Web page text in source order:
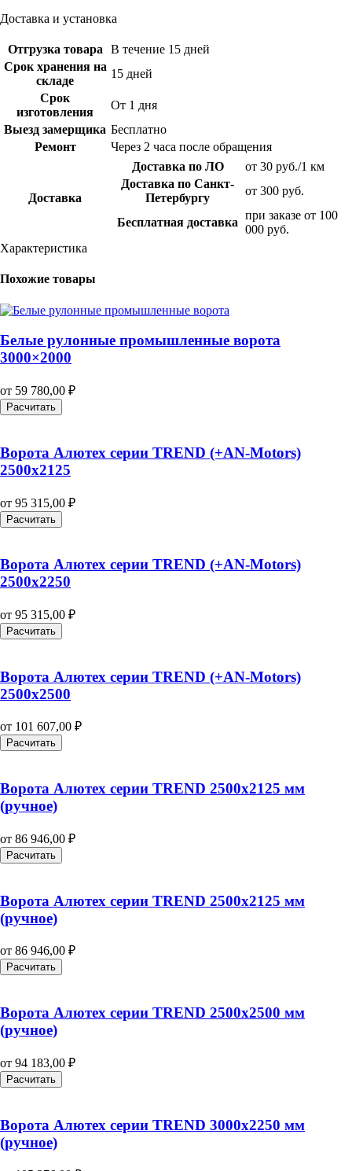
Доставка и установка
Отгрузка товара
В течение 15 дней
Срок хранения на
складе
15 дней
Срок
изготовления
От 1 дня
Выезд замерщика Бесплатно
Ремонт
Через 2 часа после обращения
Доставка
Доставка по ЛО
от 30 руб./1 км
Доставка по Санкт-
Петербургу
от 300 руб.
Бесплатная доставка
при заказе от 100
000 руб.
Характеристика
Похожие товары
Белые рулонные промышленные ворота
3000×2000
от 59 780,00 ₽
Расчитать
Ворота Алютех серии TREND (+AN‑Motors)
2500х2125
от 95 315,00 ₽
Расчитать
Ворота Алютех серии TREND (+AN‑Motors)
2500х2250
от 95 315,00 ₽
Расчитать
Ворота Алютех серии TREND (+AN‑Motors)
2500х2500
от 101 607,00 ₽
Расчитать
Ворота Алютех серии TREND 2500х2125 мм
(ручное)
от 86 946,00 ₽
Расчитать
Ворота Алютех серии TREND 2500х2125 мм
(ручное)
от 86 946,00 ₽
Расчитать
Ворота Алютех серии TREND 2500х2500 мм
(ручное)
от 94 183,00 ₽
Расчитать
Ворота Алютех серии TREND 3000х2250 мм
(ручное)